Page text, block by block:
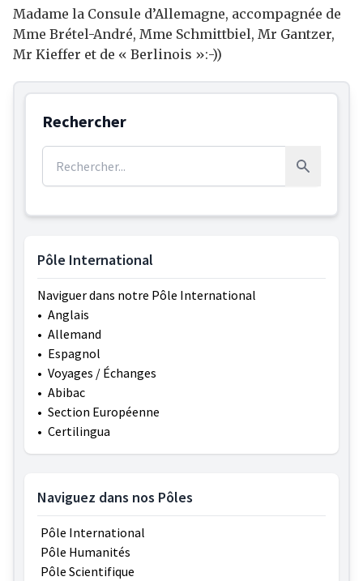
Madame la Consule d’Allemagne, accompagnée de
Mme Brétel-André, Mme Schmittbiel, Mr Gantzer,
Mr Kieffer et de « Berlinois »:-))
Rechercher
Rechercher :
Rechercher
Pôle International
Naviguer dans notre Pôle International
• Anglais
• Allemand
• Espagnol
• Voyages / Échanges
• Abibac
• Section Européenne
• Certilingua
Naviguez dans nos Pôles
Pôle International
Pôle Humanités
Pôle Scientifique